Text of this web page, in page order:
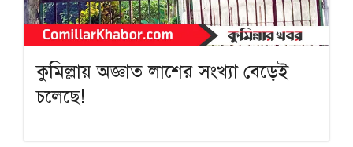
কুমিল্লায় অজ্ঞাত লাশের সংখ্যা বেড়েই
চলেছে!